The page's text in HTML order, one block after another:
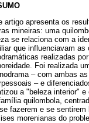
artigo apresenta os
mineiras: uma
se relaciona com a
que influenciavam
realizadas
Foi realizada
– com ambas
– e
a "beleza interior"
quilombola,
fazerem e se
morenianas do